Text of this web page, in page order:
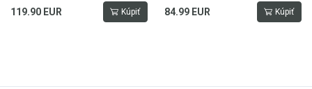
119.90 EUR Kúpiť 84.99 EUR Kúpiť